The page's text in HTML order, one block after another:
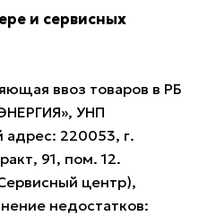
и сервисных
ввоз товаров в РБ
УНП
220053, г.
91, пом. 12.
центр),
недостатков: